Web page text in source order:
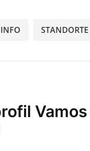
INFO STANDORTE